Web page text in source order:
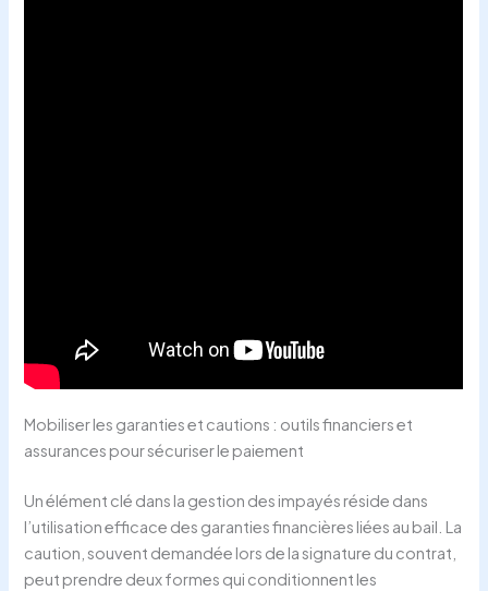
Mobiliser les garanties et cautions : outils financiers et
assurances pour sécuriser le paiement
Un élément clé dans la gestion des impayés réside dans
l’utilisation efficace des garanties financières liées au bail. La
caution, souvent demandée lors de la signature du contrat,
peut prendre deux formes qui conditionnent les